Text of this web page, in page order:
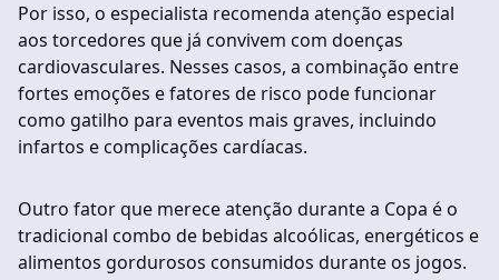
Por isso, o especialista recomenda atenção especial
aos torcedores que já convivem com doenças
cardiovasculares. Nesses casos, a combinação entre
fortes emoções e fatores de risco pode funcionar
como gatilho para eventos mais graves, incluindo
infartos e complicações cardíacas.
Outro fator que merece atenção durante a Copa é o
tradicional combo de bebidas alcoólicas, energéticos e
alimentos gordurosos consumidos durante os jogos.